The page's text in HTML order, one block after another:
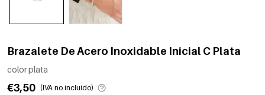
Brazalete De Acero Inoxidable Inicial C Plata
color plata
€3,50 (IVA no incluido)